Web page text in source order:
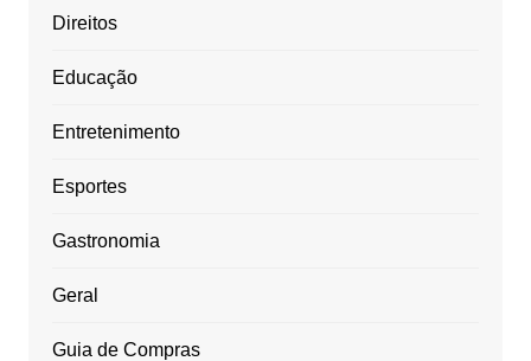
Direitos
Educação
Entretenimento
Esportes
Gastronomia
Geral
Guia de Compras